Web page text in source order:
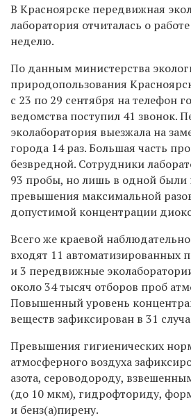
В Красноярске передвижная
лаборатория отчиталась о
неделю.
По данным министерства
природопользования
с 23 по 29 сентября на телефон
ведомства поступил 41 звонок.
эколаборатория выезжала на
города 14 раз. Большая часть
безвредной. Сотрудники
93 пробы, но лишь в одной
превышения максимальной
допустимой концентрации
Всего же краевой
входят 11 автоматизированных
и 3 передвижные
около 34 тысяч отборов проб
Повышенный уровень
веществ зафиксирован в 31
Превышения гигиенических
атмосферного воздуха
азота, сероводороду,
(до 10 мкм), гидрофториду,
и бенз(а)пирену.